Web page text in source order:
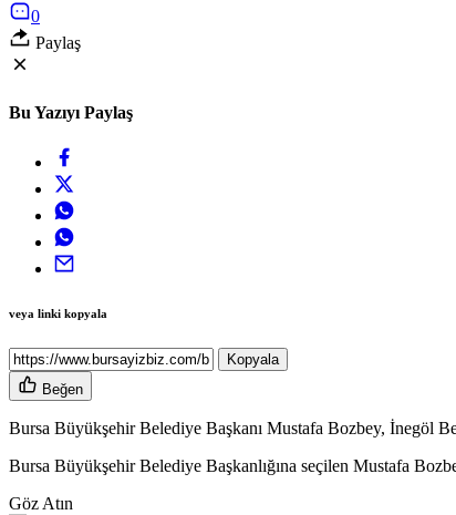
0
Paylaş
Bu Yazıyı Paylaş
veya linki kopyala
Kopyala
Beğen
Bursa Büyükşehir Belediye Başkanı Mustafa Bozbey, İnegöl
Bursa Büyükşehir Belediye Başkanlığına seçilen Mustafa
Göz Atın